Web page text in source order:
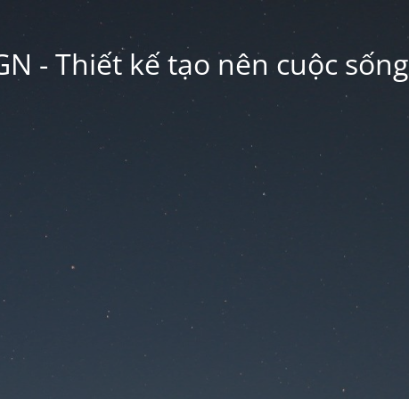
- Thiết kế tạo nên cuộc sống